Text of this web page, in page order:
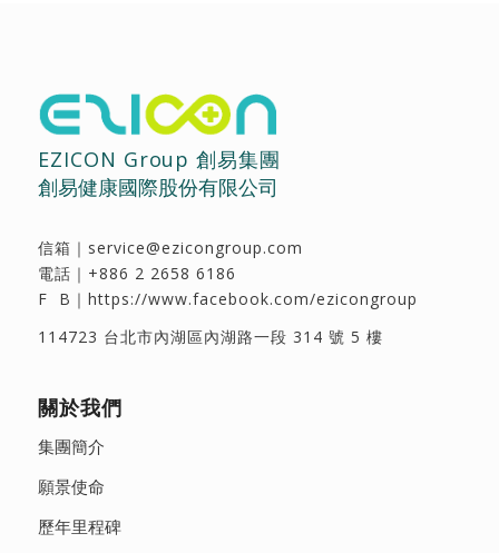
EZICON Group 創易集團
創易健康國際股份有限公司
信箱｜ service@ezicongroup.com
電話｜ +886 2 2658 6186
F B｜ https://www.facebook.com/ezicongroup
114723 台北市內湖區內湖路一段 314 號 5 樓
關於我們
集團簡介
願景使命
歷年里程碑